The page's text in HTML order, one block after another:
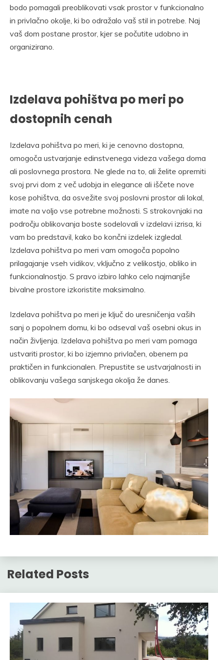
bodo pomagali preoblikovati vsak prostor v funkcionalno
in privlačno okolje, ki bo odražalo vaš stil in potrebe. Naj
vaš dom postane prostor, kjer se počutite udobno in
organizirano.
Izdelava pohištva po meri po
dostopnih cenah
Izdelava pohištva po meri, ki je cenovno dostopna,
omogoča ustvarjanje edinstvenega videza vašega doma
ali poslovnega prostora. Ne glede na to, ali želite opremiti
svoj prvi dom z več udobja in elegance ali iščete nove
kose pohištva, da osvežite svoj poslovni prostor ali lokal,
imate na voljo vse potrebne možnosti. S strokovnjaki na
področju oblikovanja boste sodelovali v izdelavi izrisa, ki
vam bo predstavil, kako bo končni izdelek izgledal.
Izdelava pohištva po meri vam omogoča popolno
prilagajanje vseh vidikov, vključno z velikostjo, obliko in
funkcionalnostjo. S pravo izbiro lahko celo najmanjše
bivalne prostore izkoristite maksimalno.
Izdelava pohištva po meri je ključ do uresničenja vaših
sanj o popolnem domu, ki bo odseval vaš osebni okus in
način življenja. Izdelava pohištva po meri vam pomaga
ustvariti prostor, ki bo izjemno privlačen, obenem pa
praktičen in funkcionalen. Prepustite se ustvarjalnosti in
oblikovanju vašega sanjskega okolja že danes.
Related Posts